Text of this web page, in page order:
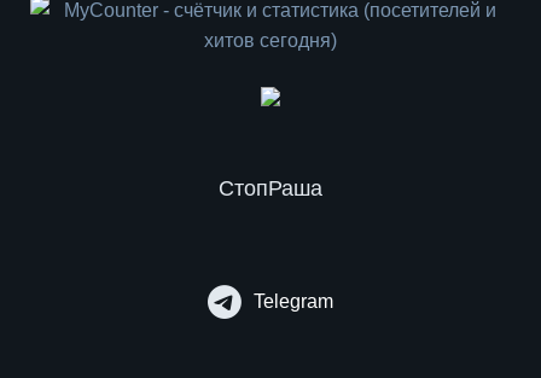
СтопРаша
Telegram